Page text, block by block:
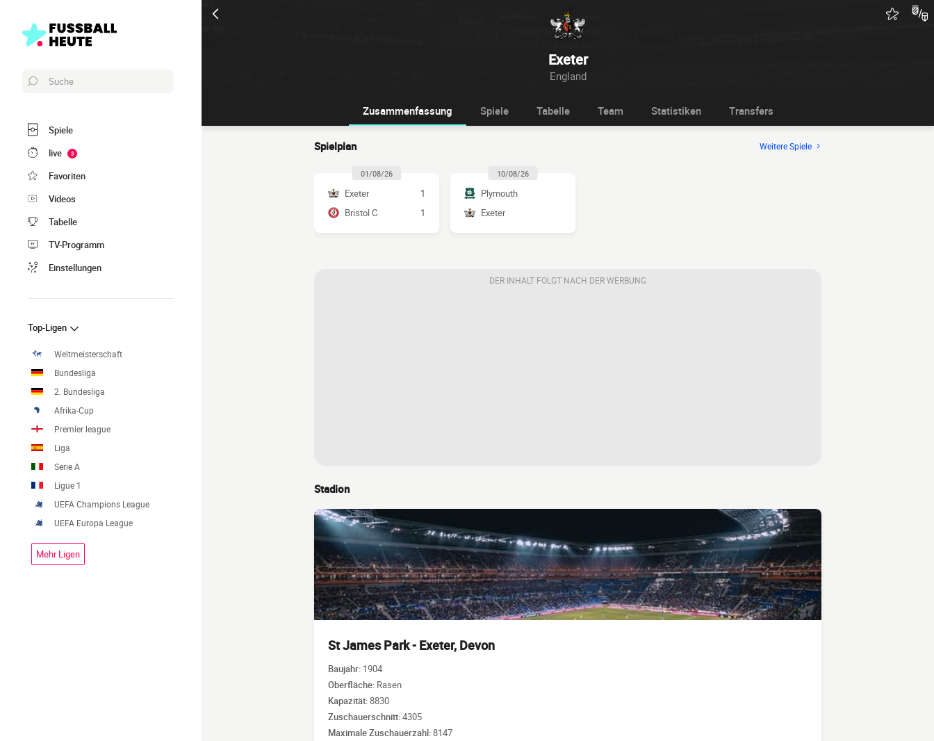
Exeter
England
Suche
Spiele
live
3
Favoriten
Videos
Tabelle
TV-Programm
Einstellungen
Top-Ligen
Weltmeisterschaft
Bundesliga
2. Bundesliga
Afrika-Cup
Premier league
Liga
Serie A
Ligue 1
UEFA Champions League
UEFA Europa League
Mehr Ligen
Zusammenfassung Spiele Tabelle Team Statistiken Transfers
Spielplan Weitere Spiele
01/08/26
Exeter
1
Bristol C
1
10/08/26
Plymouth
Exeter
DER INHALT FOLGT NACH DER WERBUNG
Stadion
St James Park - Exeter, Devon
Baujahr: 1904
Oberfläche: Rasen
Kapazität:8830
Zuschauerschnitt:4305
Maximale Zuschauerzahl:8147